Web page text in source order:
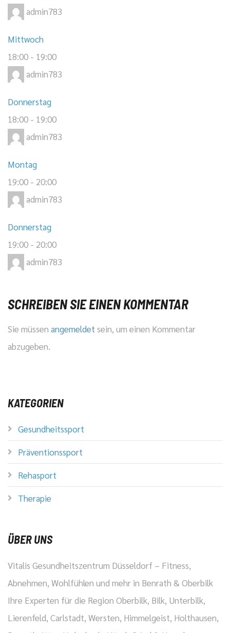
admin783
Mittwoch
18:00 - 19:00
admin783
Donnerstag
18:00 - 19:00
admin783
Montag
19:00 - 20:00
admin783
Donnerstag
19:00 - 20:00
admin783
SCHREIBEN SIE EINEN KOMMENTAR
Sie müssen angemeldet sein, um einen Kommentar
abzugeben.
KATEGORIEN
Gesundheitssport
Präventionssport
Rehasport
Therapie
ÜBER UNS
Vitalis Gesundheitszentrum Düsseldorf – Fitness,
Abnehmen, Wohlfühlen und mehr in Benrath & Oberbilk
Ihre Experten für die Region Oberbilk, Bilk, Unterbilk,
Lierenfeld, Carlstadt, Wersten, Himmelgeist, Holthausen,